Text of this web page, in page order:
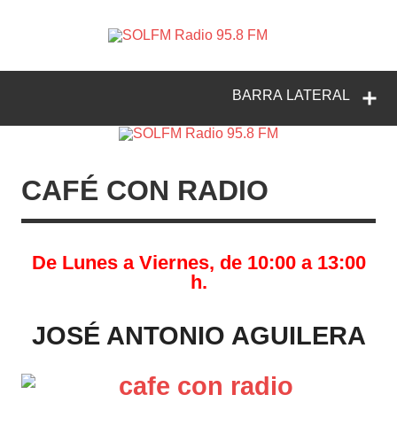
Radio
95.8 FM
Crevillente, Radio en Vega Baja y Radio en el Medio
BARRA LATERAL
CAFÉ CON RADIO
De Lunes a Viernes, de 10:00 a 13:00
h.
JOSÉ ANTONIO AGUILERA